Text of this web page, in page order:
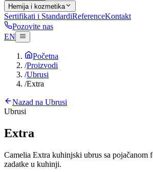
Hemija i kozmetika
Sertifikati i StandardiReferenceKontakt
Pozovite nas
EN
Početna
/Proizvodi
/Ubrusi
/Extra
Nazad na Ubrusi
Ubrusi
Extra
Camelia Extra kuhinjski ubrus sa pojačanom
zadatke u kuhinji.